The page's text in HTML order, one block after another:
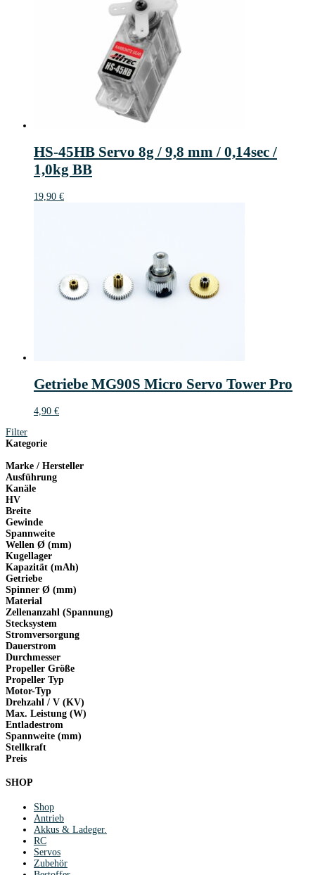
HS-45HB Servo 8g / 9,8 mm / 0,14sec /
1,0kg BB
19,90 €
Getriebe MG90S Micro Servo Tower Pro
4,90 €
Filter
Kategorie
Marke / Hersteller
Ausführung
Kanäle
HV
Breite
Gewinde
Spannweite
Wellen Ø (mm)
Kugellager
Kapazität (mAh)
Getriebe
Spinner Ø (mm)
Material
Zellenanzahl (Spannung)
Stecksystem
Stromversorgung
Dauerstrom
Durchmesser
Propeller Größe
Propeller Typ
Motor-Typ
Drehzahl / V (KV)
Max. Leistung (W)
Entladestrom
Spannweite (mm)
Stellkraft
Preis
SHOP
Shop
Antrieb
Akkus & Ladeger.
RC
Servos
Zubehör